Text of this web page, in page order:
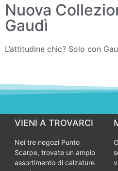
Nuova
Gaudì
L’attitudine chic? Solo con
VIENI A TROVARCI
Nei tre negozi Punto
Scarpe, trovate un ampio
assortimento di calzature